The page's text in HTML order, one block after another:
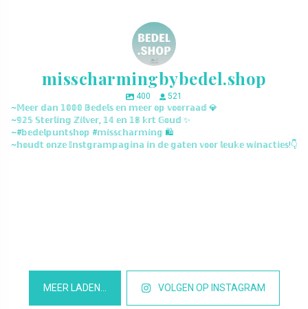
misscharmingbybedel.shop
400
521
~𝕄𝕖𝕖𝕣 𝕕𝕒𝕟 𝟙𝟘𝟘𝟘 𝔹𝕖𝕕𝕖𝕝𝕤 𝕖𝕟 𝕞𝕖𝕖𝕣 𝕠𝕡 𝕧𝕠𝕠𝕣𝕣𝕒𝕒𝕕 💎
~𝟡𝟚𝟝 𝕊𝕥𝕖𝕣𝕝𝕚𝕟𝕘 ℤ𝕚𝕝𝕧𝕖𝕣, 𝟙𝟜 𝕖𝕟 𝟙𝟠 𝕜𝕣𝕥 𝔾𝕠𝕦𝕕 ✨
~#𝕓𝕖𝕕𝕖𝕝𝕡𝕦𝕟𝕥𝕤𝕙𝕠𝕡 #𝕞𝕚𝕤𝕤𝕔𝕙𝕒𝕣𝕞𝕚𝕟𝕘 🛍️
~𝕙𝕠𝕦𝕕𝕥 𝕠𝕟𝕫𝕖 𝕀𝕟𝕤𝕥𝕘𝕣𝕒𝕞𝕡𝕒𝕘𝕚𝕟𝕒 𝕚𝕟 𝕕𝕖 𝕘𝕒𝕥𝕖𝕟 𝕧𝕠𝕠𝕣 𝕝𝕖𝕦𝕜𝕖 𝕨𝕚𝕟𝕒𝕔𝕥𝕚𝕖𝕤!👇
MEER LADEN… VOLGEN OP INSTAGRAM